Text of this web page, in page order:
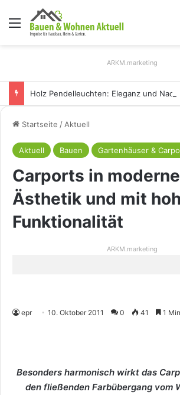
Menü
ARKM.marketing
Startseite / Aktuell
Aktuell Bauen Gartenhäuser &
Carports in
Ästhetik und mit
Funktionalität
ARKM.marketing
epr 10. Oktober 2011 0 41 1
Besonders harmonisch wirkt das
den fließenden Farbübergang vom